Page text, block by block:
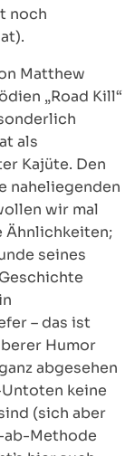
noch
Matthew
„Road Kill“
als
Kajüte. Den
naheliegenden
wir mal
Ähnlichkeiten;
seines
– das ist
Humor
abgesehen
Untoten keine
(sich aber
Methode